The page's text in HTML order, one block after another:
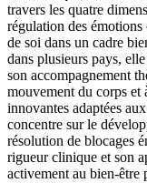
travers les quatre
régulation des
de soi dans un cadre
dans plusieurs pays,
son accompagnement
mouvement du corps et
innovantes adaptées
concentre sur le
résolution de blocages
rigueur clinique et son
activement au bien-être